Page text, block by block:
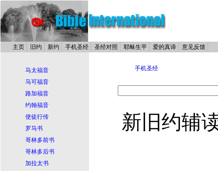
主页 旧约 新约 手机圣经 圣经对照 耶稣生平 爱的真谛 意见反馈
马太福音
马可福音
路加福音
约翰福音
使徒行传
罗马书
哥林多前书
哥林多后书
加拉太书
手机圣经
新旧约辅